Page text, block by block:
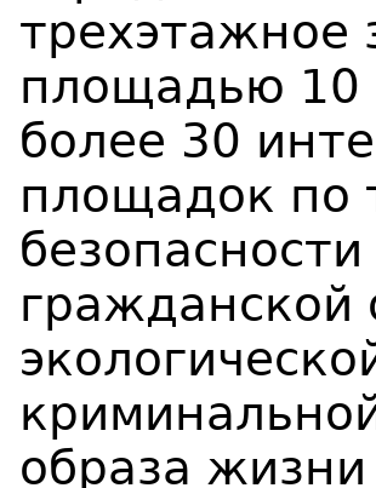
трехэтажное
площадью 10
более 30
площадок по
образа